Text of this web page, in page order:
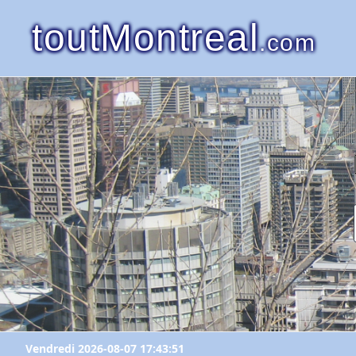
toutMontreal.com
Vendredi 2026-08-07 17:43:51